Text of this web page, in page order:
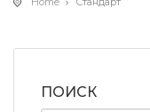
ПОИСК